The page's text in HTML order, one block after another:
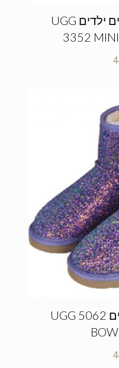
מגפי האגג מיני נוצצים ילדים UGG
3352 MINI
מגפי האגג מיני נוצצים UGG 5062